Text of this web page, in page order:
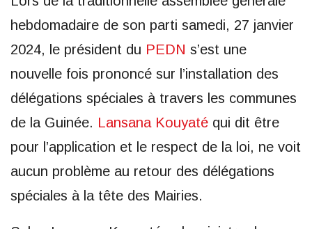
hebdomadaire de son parti samedi, 27 janvier
2024, le président du PEDN s’est une
nouvelle fois prononcé sur l’installation des
délégations spéciales à travers les communes
de la Guinée. Lansana Kouyaté qui dit être
pour l’application et le respect de la loi, ne voit
aucun problème au retour des délégations
spéciales à la tête des Mairies.